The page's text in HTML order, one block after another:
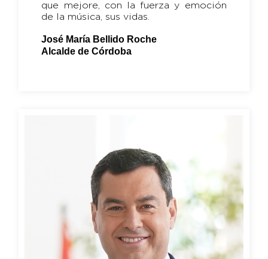
que mejore, con la fuerza y emoción
de la música, sus vidas.
José María Bellido Roche
Alcalde de Córdoba